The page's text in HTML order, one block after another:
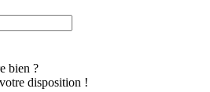
bien ?
disposition !